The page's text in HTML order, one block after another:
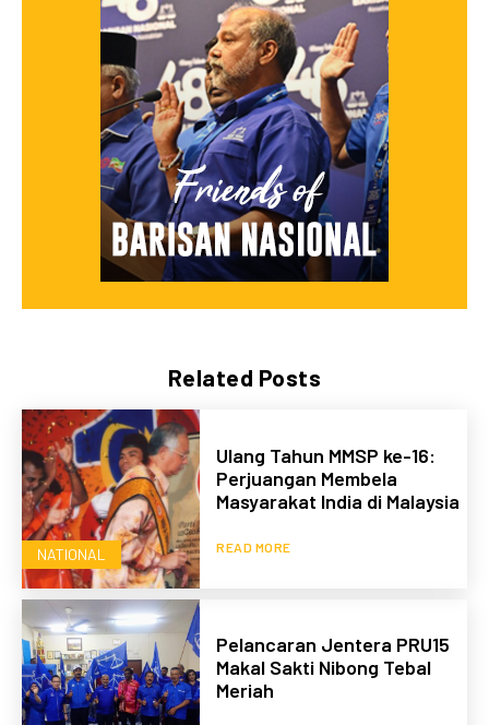
Related Posts
NATIONAL
Ulang Tahun MMSP ke-16:
Perjuangan Membela
Masyarakat India di Malaysia
READ MORE
Pelancaran Jentera PRU15
Makal Sakti Nibong Tebal
Meriah